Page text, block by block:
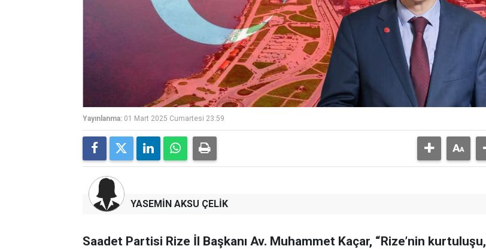
Yayınlanma: 01 Mart 2025 Cumartesi 23:59
YASEMİN AKSU ÇELİK
Saadet Partisi Rize İl Başkanı Av. Muhammet Kaçar, “Rize’nin kurtuluşu,